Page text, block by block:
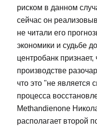
риском в данном
сейчас он
не читали его
экономики и судьбе
центробанк
производстве
что это "не является
процесса
Methandienone
располагает второй